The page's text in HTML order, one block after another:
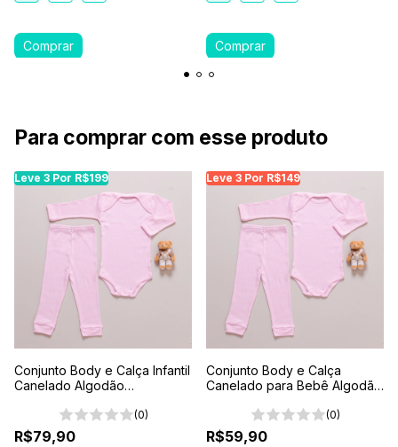
Para comprar com esse produto
Leve 3 Por R$199
Conjunto Body e Calça Infantil
Canelado Algodão
(0)
R$79,90
Leve 3 Por R$149
Conjunto Body e Calça
Canelado para Bebê Algodão
(0)
R$59,90